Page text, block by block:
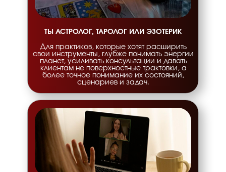
Для практиков, которые хотят расширить
свои инструменты, глубже понимать энергии
планет, усиливать консультации и давать
клиентам не поверхностные трактовки, а
более точное понимание их состояний,
сценариев и задач.
ТЫ АСТРОЛОГ, ТАРОЛОГ ИЛИ ЭЗОТЕРИК